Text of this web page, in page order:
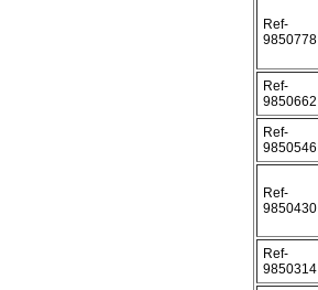
Ref-
9850778
Ref-
9850662
Ref-
9850546
Ref-
9850430
Ref-
9850314